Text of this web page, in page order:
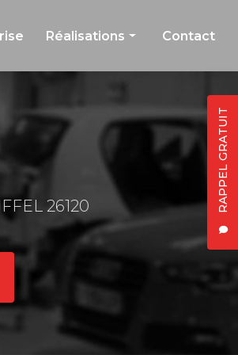
RAPPEL GRATUIT
Réalisations
Jante et débosselage
Vitre et pare-brise
Contact
26120